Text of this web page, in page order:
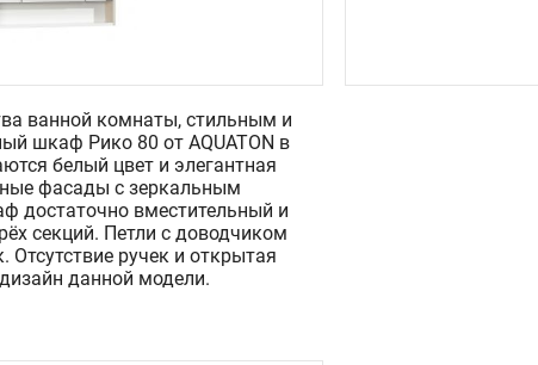
ванной комнаты, стильным и
шкаф Рико 80 от AQUATON в
белый цвет и элегантная
фасады с зеркальным
достаточно вместительный и
секций. Петли с доводчиком
ручек и открытая
данной модели.